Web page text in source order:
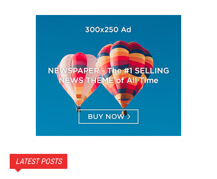
LATEST POSTS